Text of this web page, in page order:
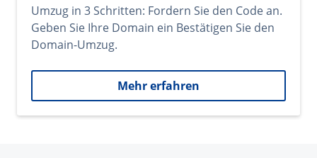
Umzug in 3 Schritten: Fordern Sie den Code an.
Geben Sie Ihre Domain ein Bestätigen Sie den
Domain-Umzug.
Mehr erfahren